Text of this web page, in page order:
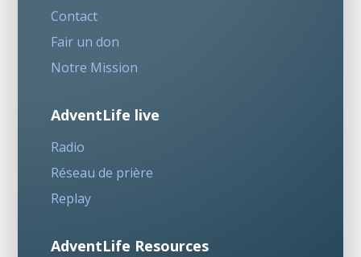
Contact
Fair un don
Notre Mission
AdventLife live
Radio
Réseau de prière
Replay
AdventLife Resources